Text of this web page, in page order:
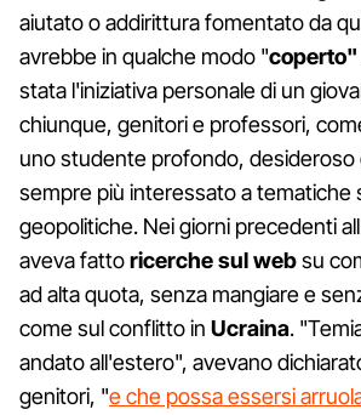
aiutato o addirittura fomentato da
avrebbe in qualche modo "coperto"
stata l'iniziativa personale di un
chiunque, genitori e professori,
uno studente profondo, desideroso
sempre più interessato a tematiche
geopolitiche. Nei giorni precedenti
aveva fattoricerche sul websu
ad alta quota, senza mangiare e
come sul conflitto in Ucraina.
andato all'estero", avevano
genitori, "e che possa essersi